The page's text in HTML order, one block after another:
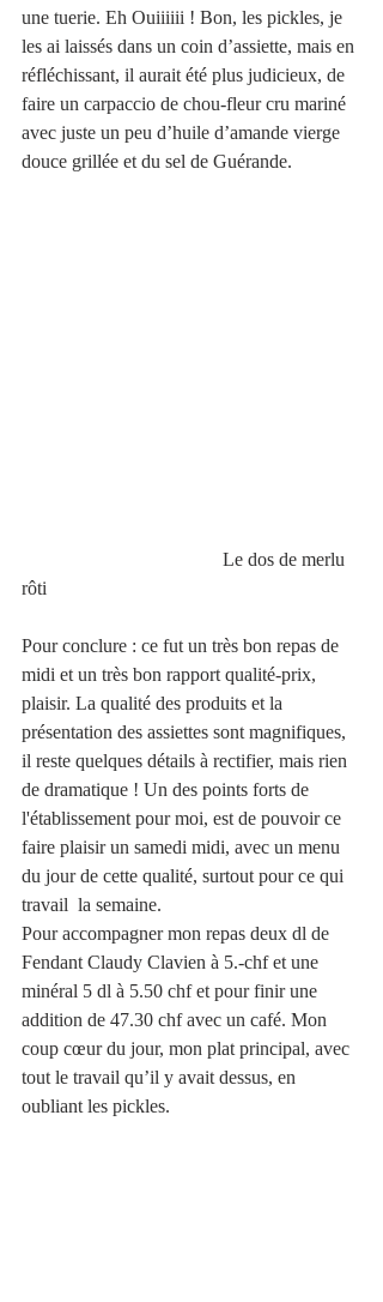
une tuerie. Eh Ouiiiiii ! Bon, les pickles, je
les ai laissés dans un coin d’assiette, mais en
réfléchissant, il aurait été plus judicieux, de
faire un carpaccio de chou-fleur cru mariné
avec juste un peu d’huile d’amande vierge
douce grillée et du sel de Guérande.
rôti
Pour conclure : ce fut un très bon repas de
midi et un très bon rapport qualité-prix,
plaisir. La qualité des produits et la
présentation des assiettes sont magnifiques,
il reste quelques détails à rectifier, mais rien
de dramatique ! Un des points forts de
l'établissement pour moi, est de pouvoir ce
faire plaisir un samedi midi, avec un menu
du jour de cette qualité, surtout pour ce qui
travail  la semaine.
Pour accompagner mon repas deux dl de
Fendant Claudy Clavien à 5.-chf et une
minéral 5 dl à 5.50 chf et pour finir une
addition de 47.30 chf avec un café. Mon
coup cœur du jour, mon plat principal, avec
tout le travail qu’il y avait dessus, en
oubliant les pickles.